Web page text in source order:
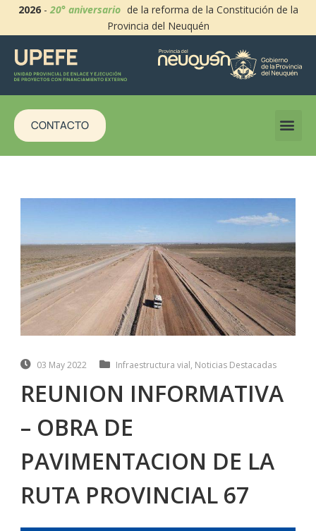
2026-20° aniversario de la reforma de la Constitución de la
Provincia del Neuquén
CONTACTO
03 May 2022 Infraestructura vial, Noticias Destacadas
REUNION INFORMATIVA
– OBRA DE
PAVIMENTACION DE LA
RUTA PROVINCIAL 67